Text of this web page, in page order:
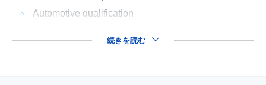
Automotive qualification
続きを読む